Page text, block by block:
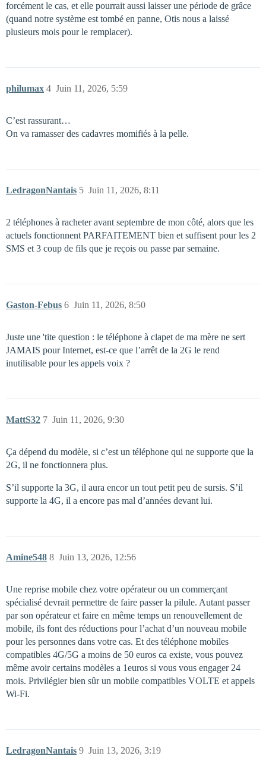
forcément le cas, et elle pourrait aussi laisser une période de grâce
(quand notre système est tombé en panne, Otis nous a laissé
plusieurs mois pour le remplacer).
philumax Juin 11, 2026, 5:59
4
C’est rassurant…
On va ramasser des cadavres momifiés à la pelle.
LedragonNantais Juin 11, 2026, 8:11
5
2 téléphones à racheter avant septembre de mon côté, alors que les
actuels fonctionnent PARFAITEMENT bien et suffisent pour les 2
SMS et 3 coup de fils que je reçois ou passe par semaine.
Gaston-Febus Juin 11, 2026, 8:50
6
Juste une 'tite question : le téléphone à clapet de ma mère ne sert
JAMAIS pour Internet, est-ce que l’arrêt de la 2G le rend
inutilisable pour les appels voix ?
MattS32 Juin 11, 2026, 9:30
7
Ça dépend du modèle, si c’est un téléphone qui ne supporte que la
2G, il ne fonctionnera plus.
S’il supporte la 3G, il aura encor un tout petit peu de sursis. S’il
supporte la 4G, il a encore pas mal d’années devant lui.
Amine548 Juin 13, 2026, 12:56
8
Une reprise mobile chez votre opérateur ou un commerçant
spécialisé devrait permettre de faire passer la pilule. Autant passer
par son opérateur et faire en même temps un renouvellement de
mobile, ils font des réductions pour l’achat d’un nouveau mobile
pour les personnes dans votre cas. Et des téléphone mobiles
compatibles 4G/5G a moins de 50 euros ca existe, vous pouvez
même avoir certains modèles a 1euros si vous vous engager 24
mois. Privilégier bien sûr un mobile compatibles VOLTE et appels
Wi-Fi.
LedragonNantais Juin 13, 2026, 3:19
9